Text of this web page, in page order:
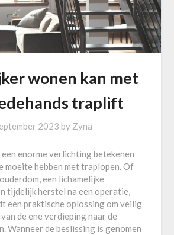
wonen kan met
traplift
2023 by Zyna
enorme verlichting betekenen
moeite hebben met traplopen. Of
een lichamelijke
tijdelijk herstel na een operatie,
een praktische oplossing om veilig
de ene verdieping naar de
Wanneer de beslissing is genomen